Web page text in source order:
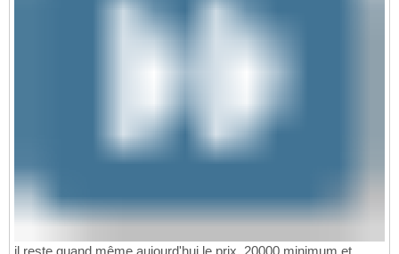
il reste quand même aujourd'hui le prix, 20000 minimum et